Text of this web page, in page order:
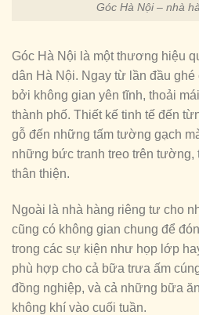
Góc Hà Nội – nhà
Góc Hà Nội là một thương hiệu
dân Hà Nội. Ngay từ lần đầu
bởi không gian yên tĩnh, thoải
thành phố. Thiết kế tinh tế đến
gỗ đến những tấm tường gạch
những bức tranh treo trên tường,
thân thiện.
Ngoài là nhà hàng riêng tư cho
cũng có không gian chung để
trong các sự kiện như họp lớp
phù hợp cho cả bữa trưa ấm
đồng nghiệp, và cả những bữa
không khí vào cuối tuần.